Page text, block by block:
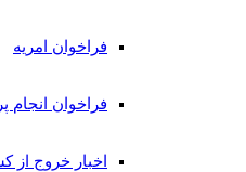
فراخوان امریه
فراخوان انجام پروژه
اخبار خروج از کشور